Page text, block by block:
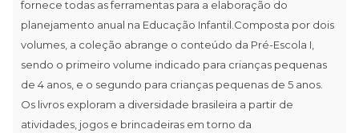
fornece todas as ferramentas para a elaboração do
planejamento anual na Educação Infantil.Composta por dois
volumes, a coleção abrange o conteúdo da Pré-Escola I,
sendo o primeiro volume indicado para crianças pequenas
de 4 anos, e o segundo para crianças pequenas de 5 anos.
Os livros exploram a diversidade brasileira a partir de
atividades, jogos e brincadeiras em torno da